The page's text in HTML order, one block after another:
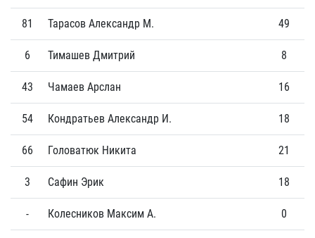
81 Тарасов Александр М. 49
6 Тимашев Дмитрий 8
43 Чамаев Арслан 16
54 Кондратьев Александр И. 18
66 Головатюк Никита 21
3 Сафин Эрик 18
- Колесников Максим А. 0